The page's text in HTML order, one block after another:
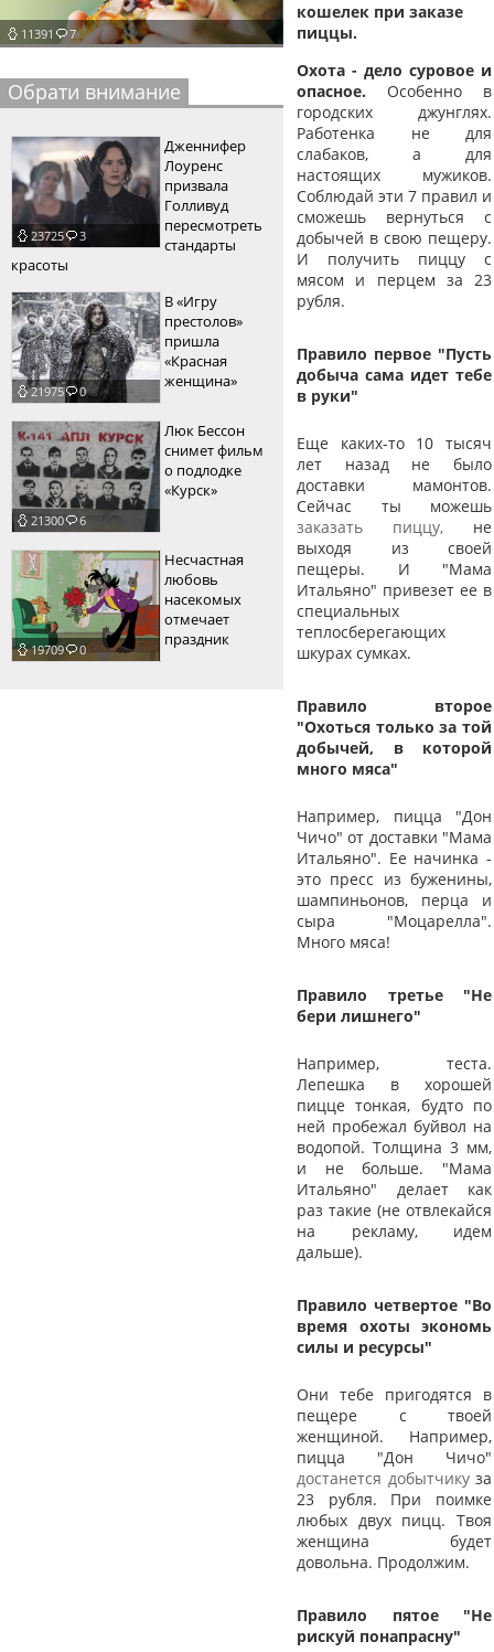
пїЅпїЅпїЅ
пїЅпїЅпїЅпїЅпїЅпїЅпїЅпїЅпїЅпїЅпїЅ
пїЅпїЅпїЅ
пїЅпїЅпїЅпїЅпїЅпїЅпїЅпїЅпїЅ
пїЅпїЅпїЅ пїЅпїЅпїЅпїЅпїЅ
пїЅпїЅпїЅ пїЅпїЅпїЅпїЅпїЅпїЅ
пїЅпїЅпїЅпїЅпїЅ
пїЅпїЅпїЅпїЅпїЅпїЅпїЅпїЅпїЅпїЅ
пїЅпїЅпїЅпїЅпїЅпїЅпїЅпїЅпїЅпїЅ
11391 7
Обрати внимание
23725 3
Дженнифер
Лоуренс
призвала
Голливуд
пересмотреть
стандарты
красоты
21975 0
В «Игру
престолов»
пришла
«Красная
женщина»
21300 6
Люк Бессон
снимет фильм
о подлодке
«Курск»
19709 0
Несчастная
любовь
насекомых
отмечает
праздник
кошелек при заказе
пиццы.
Охота - дело суровое и
опасное. Особенно в
городских джунглях.
Работенка не для
слабаков, а для
настоящих мужиков.
Соблюдай эти 7 правил и
сможешь вернуться с
добычей в свою пещеру.
И получить пиццу с
мясом и перцем за 23
рубля.
Правило первое "Пусть
добыча сама идет тебе
в руки"
Еще каких-то 10 тысяч
лет назад не было
доставки мамонтов.
Сейчас ты можешь
заказать пиццу, не
выходя из своей
пещеры. И "Мама
Итальяно" привезет ее в
специальных
теплосберегающих
шкурах сумках.
Правило второе
"Охоться только за той
добычей, в которой
много мяса"
Например, пицца "Дон
Чичо" от доставки "Мама
Итальяно". Ее начинка -
это пресс из буженины,
шампиньонов, перца и
сыра "Моцарелла".
Много мяса!
Правило третье "Не
бери лишнего"
Например, теста.
Лепешка в хорошей
пицце тонкая, будто по
ней пробежал буйвол на
водопой. Толщина 3 мм,
и не больше. "Мама
Итальяно" делает как
раз такие (не отвлекайся
на рекламу, идем
дальше).
Правило четвертое "Во
время охоты экономь
силы и ресурсы"
Они тебе пригодятся в
пещере с твоей
женщиной. Например,
пицца "Дон Чичо"
достанется добытчикуза
23 рубля. При поимке
любых двух пицц. Твоя
женщина будет
довольна. Продолжим.
Правило пятое "Не
рискуй понапрасну"